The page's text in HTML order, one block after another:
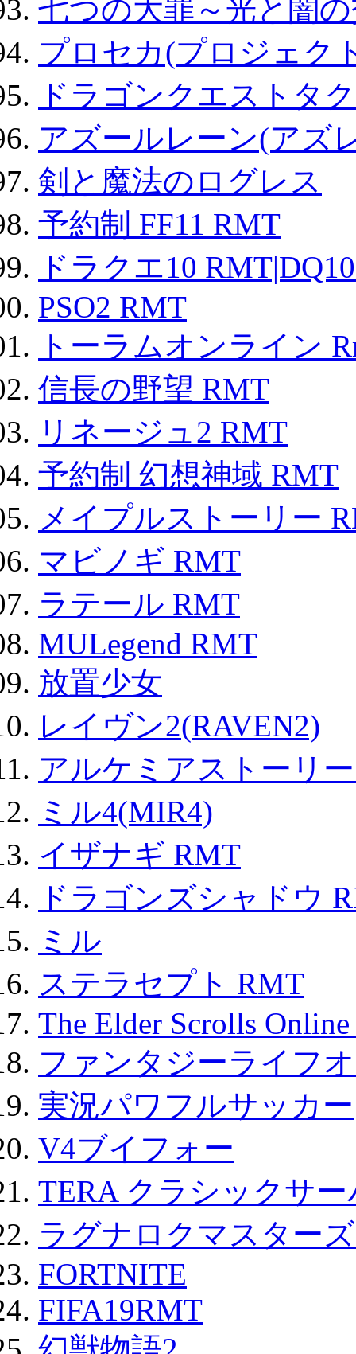
七つの大罪～光と闇
プロセカ(プロジェク
ドラゴンクエストタ
アズールレーン(アズ
剣と魔法のログレス
予約制 FF11 RMT
ドラクエ10
PSO2 RMT
トーラムオンライン
信長の野望 RMT
リネージュ2 RMT
予約制 幻想神域 RMT
メイプルストーリー
マビノギ RMT
ラテール RMT
MULegend RMT
放置少女
レイヴン2(RAVEN2)
アルケミアストーリ
ミル4(MIR4)
イザナギ RMT
ドラゴンズシャドウ
ミル
ステラセプト RMT
The Elder Scrolls
ファンタジーライフ
実況パワフルサッカー
V4ブイフォー
TERA クラシックサ
ラグナロクマスター
FORTNITE
FIFA19RMT